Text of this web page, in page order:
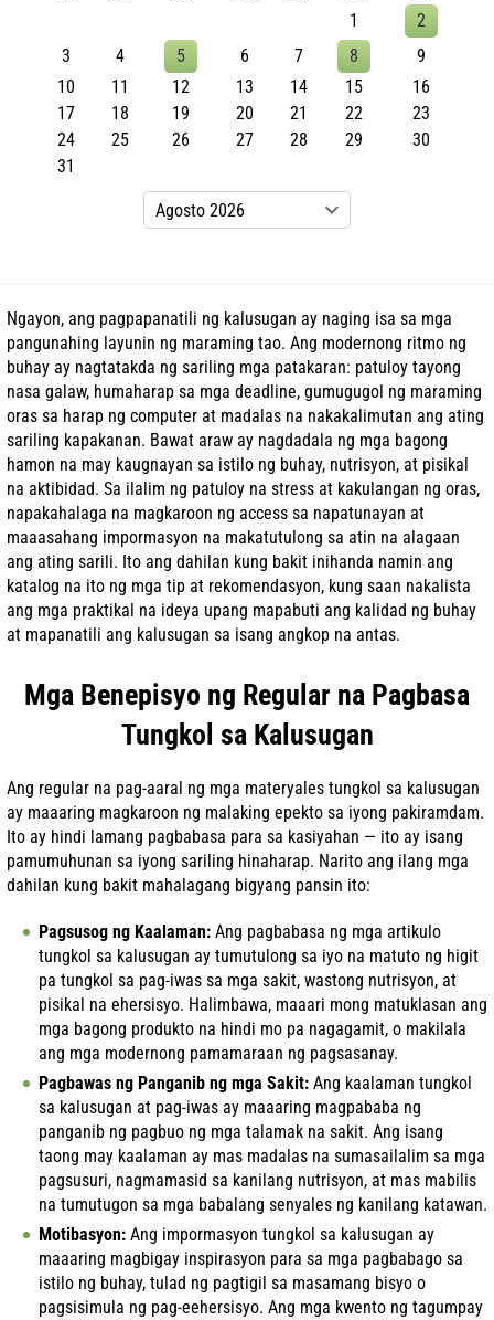
1
2
3
4 5 6 7 8
9
10
11 12 13 14 15
16
17
18 19 20 21 22
23
24
25 26 27 28 29
30
31
Ngayon, ang pagpapanatili ng kalusugan ay naging isa sa mga
pangunahing layunin ng maraming tao. Ang modernong ritmo ng
buhay ay nagtatakda ng sariling mga patakaran: patuloy tayong
nasa galaw, humaharap sa mga deadline, gumugugol ng maraming
oras sa harap ng computer at madalas na nakakalimutan ang ating
sariling kapakanan. Bawat araw ay nagdadala ng mga bagong
hamon na may kaugnayan sa istilo ng buhay, nutrisyon, at pisikal
na aktibidad. Sa ilalim ng patuloy na stress at kakulangan ng oras,
napakahalaga na magkaroon ng access sa napatunayan at
maaasahang impormasyon na makatutulong sa atin na alagaan
ang ating sarili. Ito ang dahilan kung bakit inihanda namin ang
katalog na ito ng mga tip at rekomendasyon, kung saan nakalista
ang mga praktikal na ideya upang mapabuti ang kalidad ng buhay
at mapanatili ang kalusugan sa isang angkop na antas.
Mga Benepisyo ng Regular na Pagbasa
Tungkol sa Kalusugan
Ang regular na pag-aaral ng mga materyales tungkol sa kalusugan
ay maaaring magkaroon ng malaking epekto sa iyong pakiramdam.
Ito ay hindi lamang pagbabasa para sa kasiyahan — ito ay isang
pamumuhunan sa iyong sariling hinaharap. Narito ang ilang mga
dahilan kung bakit mahalagang bigyang pansin ito:
Pagsusog ng Kaalaman: Ang pagbabasa ng mga artikulo
tungkol sa kalusugan ay tumutulong sa iyo na matuto ng higit
pa tungkol sa pag-iwas sa mga sakit, wastong nutrisyon, at
pisikal na ehersisyo. Halimbawa, maaari mong matuklasan ang
mga bagong produkto na hindi mo pa nagagamit, o makilala
ang mga modernong pamamaraan ng pagsasanay.
Pagbawas ng Panganib ng mga Sakit: Ang kaalaman tungkol
sa kalusugan at pag-iwas ay maaaring magpababa ng
panganib ng pagbuo ng mga talamak na sakit. Ang isang
taong may kaalaman ay mas madalas na sumasailalim sa mga
pagsusuri, nagmamasid sa kanilang nutrisyon, at mas mabilis
na tumutugon sa mga babalang senyales ng kanilang katawan.
Motibasyon: Ang impormasyon tungkol sa kalusugan ay
maaaring magbigay inspirasyon para sa mga pagbabago sa
istilo ng buhay, tulad ng pagtigil sa masamang bisyo o
pagsisimula ng pag-eehersisyo. Ang mga kwento ng tagumpay